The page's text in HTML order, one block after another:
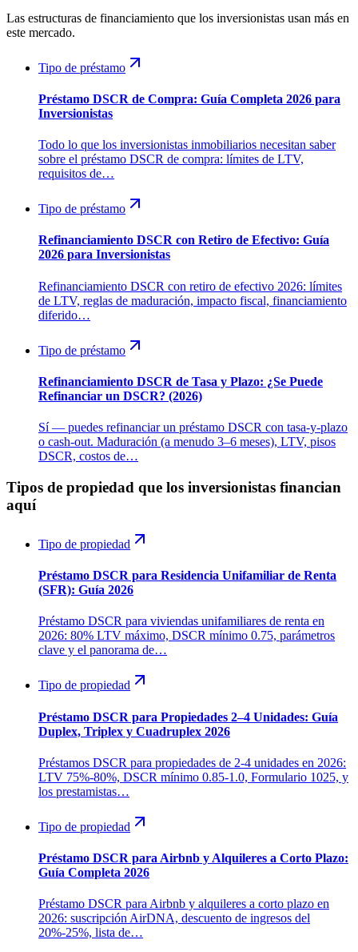
Las estructuras de financiamiento que los inversionistas usan más en
este mercado.
Tipo de préstamo
Préstamo DSCR de Compra: Guía Completa 2026 para
Inversionistas
Todo lo que los inversionistas inmobiliarios necesitan saber
sobre el préstamo DSCR de compra: límites de LTV,
requisitos de…
Tipo de préstamo
Refinanciamiento DSCR con Retiro de Efectivo: Guía
2026 para Inversionistas
Refinanciamiento DSCR con retiro de efectivo 2026: límites
de LTV, reglas de maduración, impacto fiscal, financiamiento
diferido…
Tipo de préstamo
Refinanciamiento DSCR de Tasa y Plazo: ¿Se Puede
Refinanciar un DSCR? (2026)
Sí — puedes refinanciar un préstamo DSCR con tasa-y-plazo
o cash-out. Maduración (a menudo 3–6 meses), LTV, pisos
DSCR, costos de…
Tipos de propiedad que los inversionistas financian
aquí
Tipo de propiedad
Préstamo DSCR para Residencia Unifamiliar de Renta
(SFR): Guía 2026
Préstamo DSCR para viviendas unifamiliares de renta en
2026: 80% LTV máximo, DSCR mínimo 0.75, parámetros
clave y el panorama de…
Tipo de propiedad
Préstamo DSCR para Propiedades 2–4 Unidades: Guía
Duplex, Triplex y Cuadruplex 2026
Préstamos DSCR para propiedades de 2-4 unidades en 2026:
LTV 75%-80%, DSCR mínimo 0.85-1.0, Formulario 1025, y
los prestamistas…
Tipo de propiedad
Préstamo DSCR para Airbnb y Alquileres a Corto Plazo:
Guía Completa 2026
Préstamo DSCR para Airbnb y alquileres a corto plazo en
2026: suscripción AirDNA, descuento de ingresos del
20%-25%, lista de…